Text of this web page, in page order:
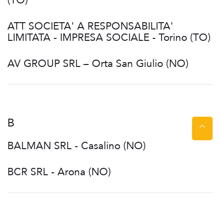
ATT SOCIETA' A RESPONSABILITA'
LIMITATA - IMPRESA SOCIALE - Torino (TO)
AV GROUP SRL – Orta San Giulio (NO)
B
BALMAN SRL - Casalino (NO)
BCR SRL - Arona (NO)